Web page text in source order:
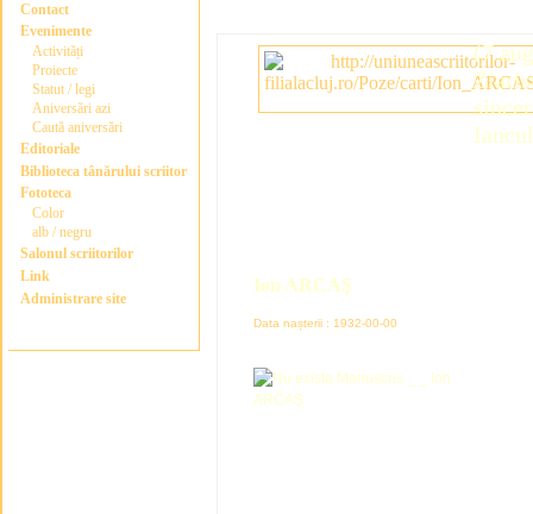
Contact
Evenimente
Activități
Proiecte
Statut / legi
Aniversări azi
Caută aniversări
Editoriale
Biblioteca tânărului scriitor
Fototeca
Color
alb / negru
Salonul scriitorilor
Link
Administrare site
Ion ARCAŞ
Data nașterii : 1932-00-00
(7